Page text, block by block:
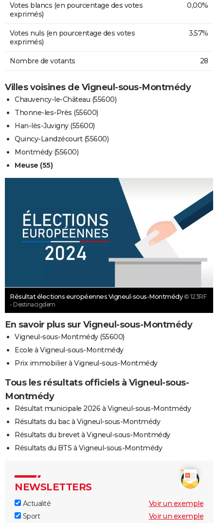
Votes blancs (en pourcentage des votes
exprimés)
0,00%
Votes nuls (en pourcentage des votes
exprimés)
3,57%
Nombre de votants 28
Villes voisines de Vigneul-sous-Montmédy
Chauvency-le-Château (55600)
Thonne-les-Près (55600)
Han-lès-Juvigny (55600)
Quincy-Landzécourt (55600)
Montmédy (55600)
Meuse (55)
Résultat élections européennes Vigneul-sous-Montmédy © 123RF
- Destinacigdem
En savoir plus sur Vigneul-sous-Montmédy
Vigneul-sous-Montmédy (55600)
Ecole à Vigneul-sous-Montmédy
Prix immobilier à Vigneul-sous-Montmédy
Tous les résultats officiels à Vigneul-sous-
Montmédy
Résultat municipale 2026 à Vigneul-sous-Montmédy
Résultats du bac à Vigneul-sous-Montmédy
Résultats du brevet à Vigneul-sous-Montmédy
Résultats du BTS à Vigneul-sous-Montmédy
NEWSLETTERS
Actualité
Voir un exemple
Sport
Voir un exemple